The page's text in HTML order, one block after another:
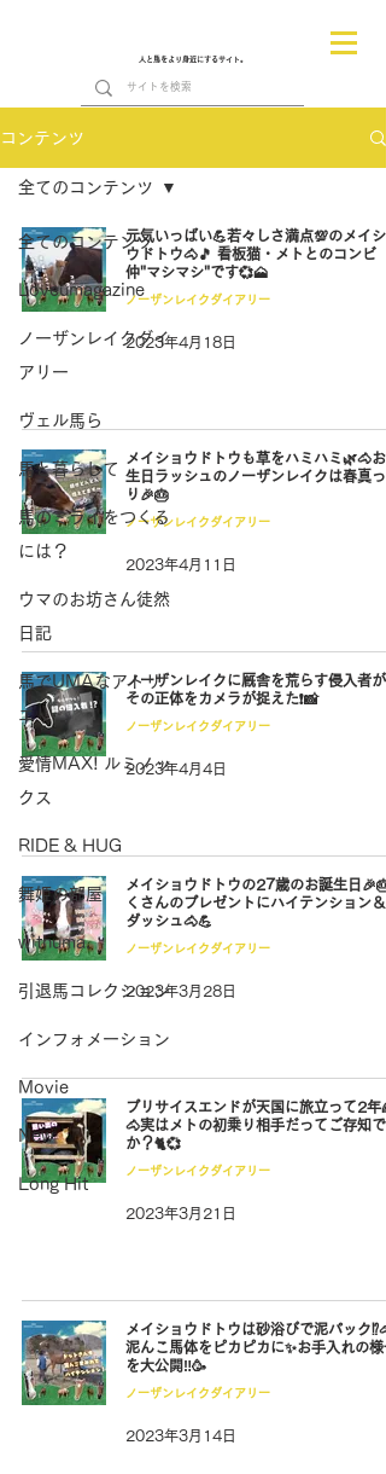
人と馬をより身近にするサイト。
コンテンツ
全てのコンテンツ
Loveumagazine
ノーザンレイクダイ
アリー
ヴェル馬ら
馬と暮らして
馬のミライをつくる
には？
ウマのお坊さん徒然
日記
馬でUMAなアトリ
エ
愛情MAX! ルミノッ
クス
RIDE & HUG
舞姫の部屋
withuma.
引退馬コレクション
インフォメーション
Movie
New
Long Hit
全てのコンテンツ
元気いっぱい💪若々しさ満点💯のメイシ
ウドトウ🐴🎵 看板猫・メトとのコンビ
仲"マシマシ"です💞🗻
ノーザンレイクダイアリー
2023年4月18日
メイショウドトウも草をハミハミ🌿🐴お
生日ラッシュのノーザンレイクは春真っ
り🎉🎂
ノーザンレイクダイアリー
2023年4月11日
ノーザンレイクに厩舎を荒らす侵入者が
その正体をカメラが捉えた❗️📸
ノーザンレイクダイアリー
2023年4月4日
メイショウドトウの27歳のお誕生日
くさんのプレゼントにハイテンション＆
ダッシュ🐴💪
ノーザンレイクダイアリー
2023年3月28日
プリサイスエンドが天国に旅立って2年
🐴実はメトの初乗り相手だってご存知で
か？🐈💞
ノーザンレイクダイアリー
2023年3月21日
メイショウドトウは砂浴びで泥パック⁉🐴
泥んこ馬体をピカピカに✨お手入れの様
を大公開‼🥳
ノーザンレイクダイアリー
2023年3月14日